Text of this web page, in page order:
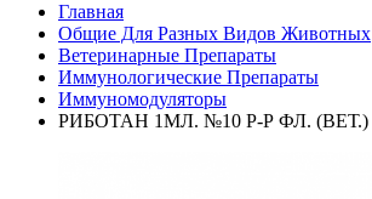
Главная
Общие Для Разных Видов Животных
Ветеринарные Препараты
Иммунологические Препараты
Иммуномодуляторы
РИБОТАН 1МЛ. №10 Р-Р ФЛ. (ВЕТ.)